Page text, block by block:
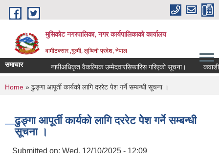
Skip to main content
मुसिकोट नगरपालिका, नगर कार्यपालिकाकाे कार्यालय
वामीटक्सार ,गुल्मी, लुम्बिनी प्रदेश, नेपाल
समाचार नापीअधिकृत वैकल्पिक उम्मेदवारसिफारिस गरिएको सूचना। कवाडी
You are here
Home » ढुङ्गा आपूर्ती कार्यको लागि दररेट पेश गर्ने सम्बन्धी सूचना ।
ढुङ्गा आपूर्ती कार्यको लागि दररेट पेश गर्ने सम्बन्धी
सूचना ।
Submitted on: Wed, 12/10/2025 - 12:09